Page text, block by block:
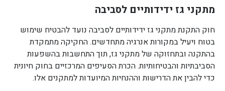
מתקני גז ידידותיים לסביבה
חוק התקנת מתקני גז ידידותיים לסביבה נועד להבטיח שימוש
בטוח ויעיל במקורות אנרגיה מתחדשים. החקיקה מתמקדת
בהתקנה ובתחזוקה של מתקני גז, תוך התחשבות בהשפעות
הסביבתיות והבטיחותיות. הכרת הסעיפים המרכזיים בחוק חיונית
כדי להבין את הדרישות וההנחיות המיועדות למתקנים אלו.